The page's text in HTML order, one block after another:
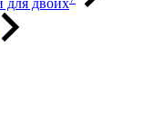
двоих